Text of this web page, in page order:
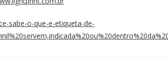
sabe-o-que-e-etiqueta-de-